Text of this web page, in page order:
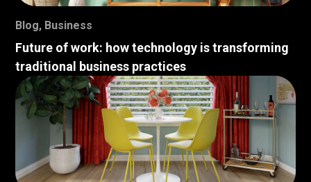
Blog, Business
Future of work: how technology is transforming
traditional business practices